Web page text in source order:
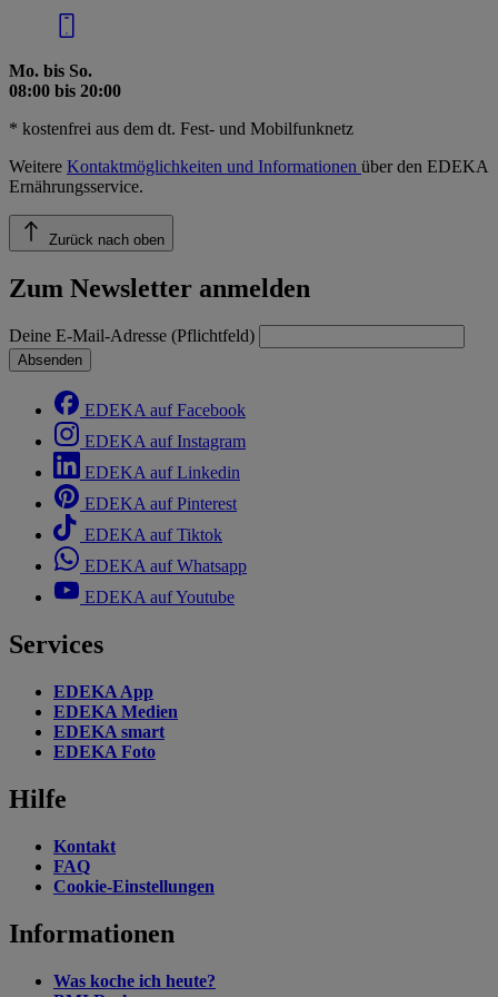
Mo. bis So.
08:00 bis 20:00
* kostenfrei aus dem dt. Fest- und Mobilfunknetz
Weitere Kontaktmöglichkeiten und Informationen über den EDEKA
Ernährungsservice.
Zurück nach oben
Zum Newsletter anmelden
Deine E-Mail-Adresse (Pflichtfeld)
Absenden
EDEKA auf Facebook
EDEKA auf Instagram
EDEKA auf Linkedin
EDEKA auf Pinterest
EDEKA auf Tiktok
EDEKA auf Whatsapp
EDEKA auf Youtube
Services
EDEKA App
EDEKA Medien
EDEKA smart
EDEKA Foto
Hilfe
Kontakt
FAQ
Cookie-Einstellungen
Informationen
Was koche ich heute?